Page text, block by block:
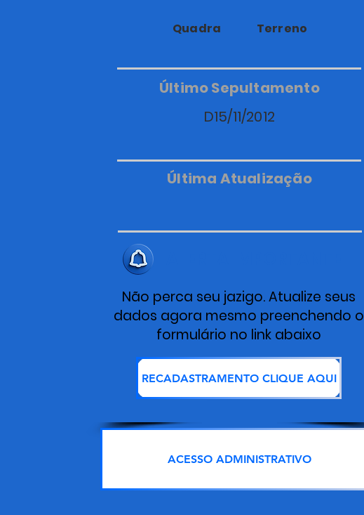
Quadra Terreno
Último Sepultamento
D15/11/2012
Última Atualização
Não perca seu jazigo. Atualize seus
dados agora mesmo preenchendo o
formulário no link abaixo
RECADASTRAMENTO CLIQUE AQUI
ACESSO ADMINISTRATIVO